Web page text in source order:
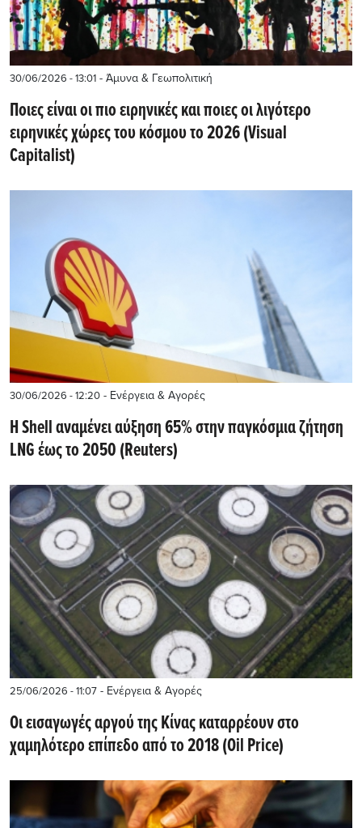
30/06/2026 - 13:01 - Άμυνα & Γεωπολιτική
Ποιες είναι οι πιο ειρηνικές και ποιες οι λιγότερο
ειρηνικές χώρες του κόσμου το 2026 (Visual
Capitalist)
30/06/2026 - 12:20 - Ενέργεια & Αγορές
Η Shell αναμένει αύξηση 65% στην παγκόσμια ζήτηση
LNG έως το 2050 (Reuters)
25/06/2026 - 11:07 - Ενέργεια & Αγορές
Οι εισαγωγές αργού της Κίνας καταρρέουν στο
χαμηλότερο επίπεδο από το 2018 (Oil Price)